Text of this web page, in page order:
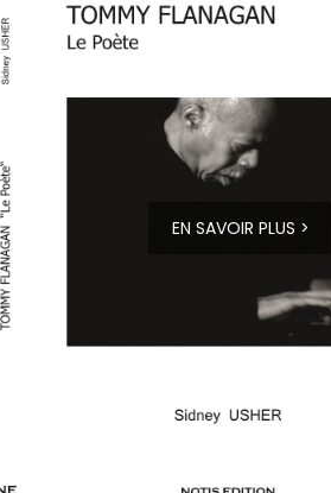
EN SAVOIR PLUS >